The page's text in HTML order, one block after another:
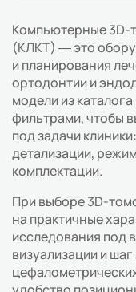
Компьютерные 3D-
(КЛКТ) — это
и планирования
ортодонтии и
модели из
фильтрами, чтобы
под задачи
детализации,
комплектации.
При выборе 3D-
на практичные
исследования под
визуализации и